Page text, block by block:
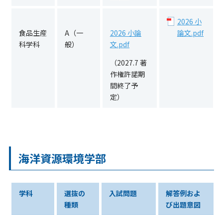
食品生産
科学科
A（一
般）
2026 小論
文.pdf
（2027.7 著
作権許諾期
間終了予
定）
2026 小
論文.pdf
海洋資源環境学部
学科
選抜の
種類
入試問題
解答例およ
び出題意図